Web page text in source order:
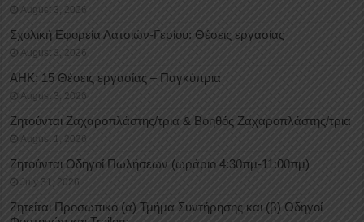
August 3, 2026
Σχολική Εφορεία Λατσιών-Γερίου: Θέσεις εργασίας
August 3, 2026
ΑΗΚ: 15 Θέσεις εργασίας – Παγκύπρια
August 3, 2026
Ζητούνται Ζαχαροπλάστης/τρια & Βοηθός Ζαχαροπλάστης/τρια
August 1, 2026
Ζητούνται Οδηγοί Πωλήσεων (ωράριο 4:30πμ-11:00πμ)
July 31, 2026
Ζητείται Προσωπικό (α) Τμήμα Συντήρησης και (β) Οδηγοί